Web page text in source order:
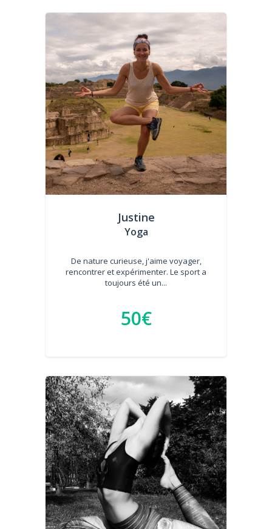
Justine
Yoga
De nature curieuse, j'aime voyager,
rencontrer et expérimenter. Le sport a
toujours été un...
50€